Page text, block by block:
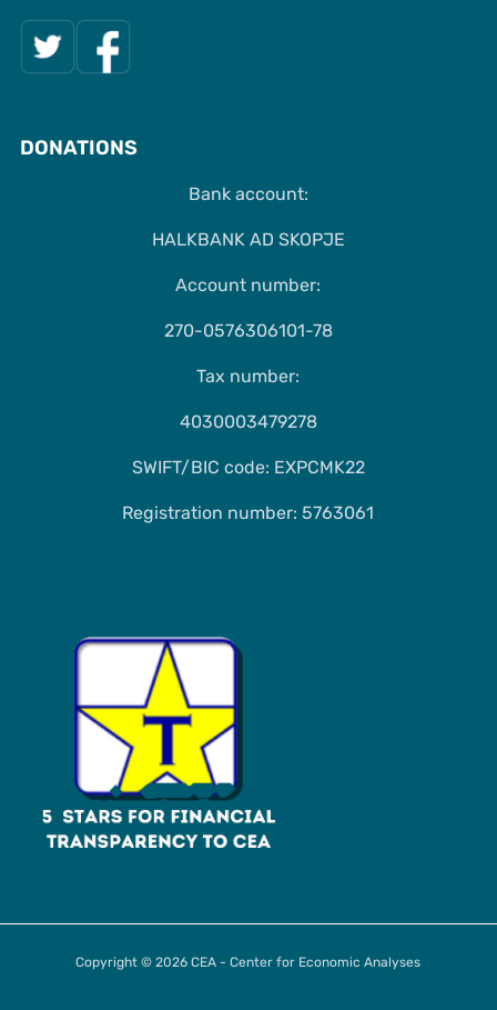
DONATIONS
Bank account:
HALKBANK AD SKOPJE
Account number:
270-0576306101-78
Tax number:
4030003479278
SWIFT/BIC code: EXPCMK22
Registration number: 5763061
Copyright © 2026 CEA - Center for Economic Analyses